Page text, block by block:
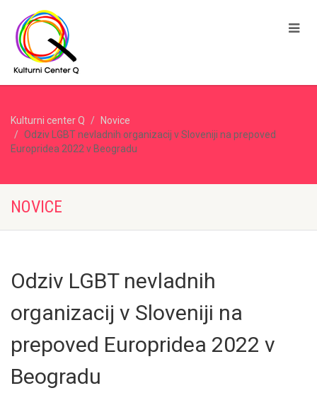
Kulturni center Q
Novice
Odziv LGBT nevladnih organizacij v Sloveniji na prepoved
Europridea 2022 v Beogradu
NOVICE
Odziv LGBT nevladnih
organizacij v Sloveniji na
prepoved Europridea 2022 v
Beogradu